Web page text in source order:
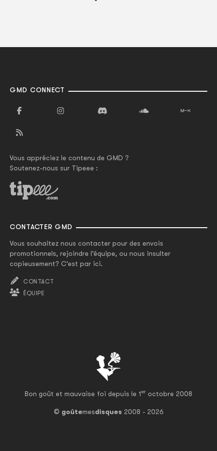
Bon goût et mauvaise foi depuis le 1er octobre 2008
© goûtemesdisques 2008 - 2026
GMD CONNECT
Vous appréciez le contenu de GMD ?
Soutenez-nous sur Tipeee :
CONTACTER GMD
Vous souhaitez nous contacter pour des envois
promotionnels, rejoindre l'équipe, ou nous insulter
copieusement? C'est par ici.
CONTACT
ÉQUIPE